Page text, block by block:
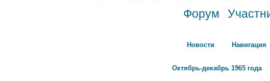
Форум
Новости Навигация
Октябрь-декабрь 1965 года